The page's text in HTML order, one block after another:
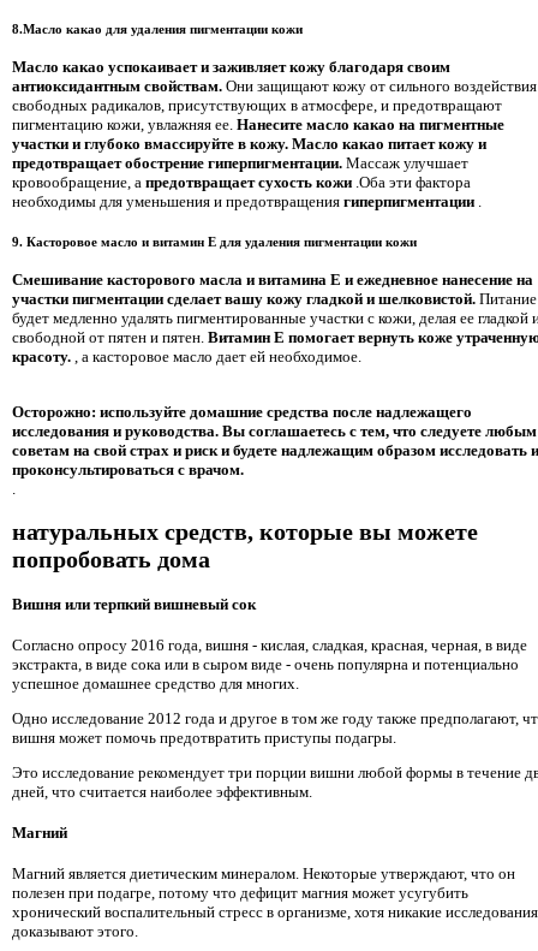
8.Масло какао для удаления пигментации кожи
Масло какао успокаивает и заживляет кожу благодаря своим
антиоксидантным свойствам. Они защищают кожу от сильного воздействия
свободных радикалов, присутствующих в атмосфере, и предотвращают
пигментацию кожи, увлажняя ее. Нанесите масло какао на пигментные
участки и глубоко вмассируйте в кожу. Масло какао питает кожу и
предотвращает обострение гиперпигментации. Массаж улучшает
кровообращение, а предотвращает сухость кожи .Оба эти фактора
необходимы для уменьшения и предотвращения гиперпигментации .
9. Касторовое масло и витамин Е для удаления пигментации кожи
Смешивание касторового масла и витамина Е и ежедневное нанесение на
участки пигментации сделает вашу кожу гладкой и шелковистой. Питание
будет медленно удалять пигментированные участки с кожи, делая ее гладкой
свободной от пятен и пятен. Витамин Е помогает вернуть коже
красоту. , а касторовое масло дает ей необходимое.
Осторожно: используйте домашние средства после надлежащего
исследования и руководства. Вы соглашаетесь с тем, что следуете любым
советам на свой страх и риск и будете надлежащим образом исследовать
проконсультироваться с врачом.
натуральных средств, которые вы можете
попробовать дома
Вишня или терпкий вишневый сок
Согласно опросу 2016 года, вишня - кислая, сладкая, красная, черная, в виде
экстракта, в виде сока или в сыром виде - очень популярна и потенциально
успешное домашнее средство для многих.
Одно исследование 2012 года и другое в том же году также предполагают,
вишня может помочь предотвратить приступы подагры.
Это исследование рекомендует три порции вишни любой формы в течение
дней, что считается наиболее эффективным.
Магний
Магний является диетическим минералом. Некоторые утверждают, что он
полезен при подагре, потому что дефицит магния может усугубить
хронический воспалительный стресс в организме, хотя никакие
доказывают этого.